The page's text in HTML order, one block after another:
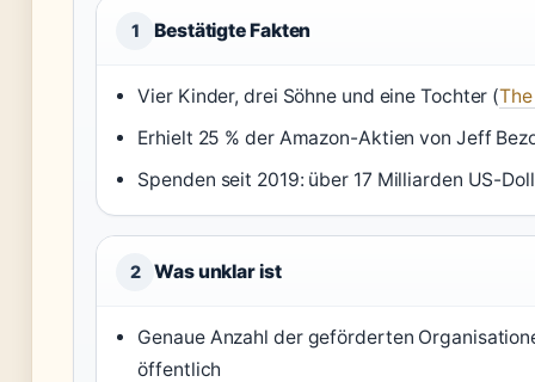
1 Bestätigte Fakten
Vier Kinder, drei Söhne und eine Tochter (
Erhielt 25 % der Amazon-Aktien von Jeff
Spenden seit 2019: über 17 Milliarden US-
2 Was unklar ist
Genaue Anzahl der geförderten
öffentlich